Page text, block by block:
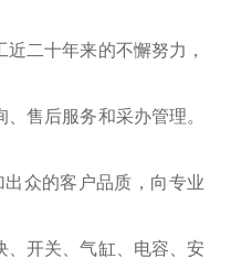
二十年来的不懈努力，
售后服务和采办管理。
众的客户品质，向专业
、开关、气缸、电容、安